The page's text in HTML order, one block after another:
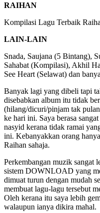
RAIHAN
Kompilasi Lagu Terbaik
LAIN-LAIN
Snada, Saujana (5 Bintang),
Sahabat (Kompilasi), Akhil
See Heart (Selawat) dan
Banyak lagi yang dibeli tapi
disebabkan album itu tidak
(hilang/dicuri/pinjam tak
ke hari ini. Saya berasa
nasyid kerana tidak ramai
ini. Kebanyakkan orang
Raihan sahaja.
Perkembangan muzik sangat
sistem DOWNLOAD yang
dimuat turun dengan mudah
membuat lagu-lagu tersebut
Oleh kerana itu saya lebih
walaupun ianya dikira mahal.